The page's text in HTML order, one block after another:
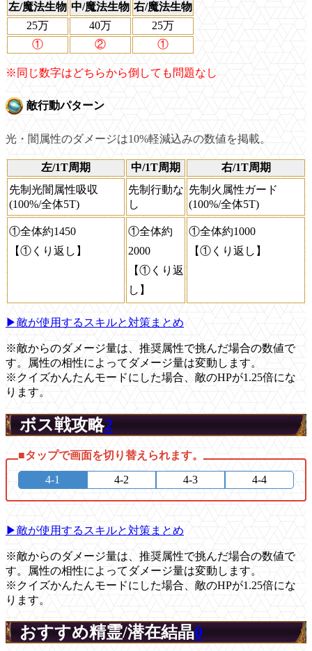
左/魔法生物 中/魔法生物 右/魔法生物
25万
40万
25万
①
② ①
※同じ数字はどちらから倒しても問題なし
敵行動パターン
光・闇属性のダメージは10%軽減込みの数値を掲載。
左/1T周期 中/1T周期
右/1T周期
先制光闇属性吸収
(100%/全体5T)
先制行動な
し
先制火属性ガード
(100%/全体5T)
①全体約1450
【①くり返し】
①全体約
2000
【①くり返
し】
①全体約1000
【①くり返し】
▶敵が使用するスキルと対策まとめ
※敵からのダメージ量は、推奨属性で挑んだ場合の数値で
す。属性の相性によってダメージ量は変動します。
※クイズかんたんモードにした場合、敵のHPが1.25倍にな
ります。
ボス戦攻略2
4-1 4-2 4-3 4-4
▶敵が使用するスキルと対策まとめ
※敵からのダメージ量は、推奨属性で挑んだ場合の数値で
す。属性の相性によってダメージ量は変動します。
※クイズかんたんモードにした場合、敵のHPが1.25倍にな
ります。
おすすめ精霊/潜在結晶0